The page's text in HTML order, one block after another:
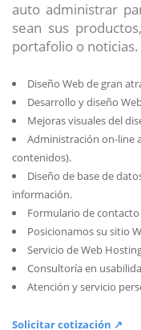
auto administrar
sean sus
portafolio o noticias.
Diseño Web de gran
Desarrollo y diseño
Mejoras visuales del
Administración on-line
contenidos).
Diseño de base de
información.
Formulario de
Posicionamos su sitio
Servicio de Web
Consultoría en
Atención y servicio
Solicitar cotización ↗